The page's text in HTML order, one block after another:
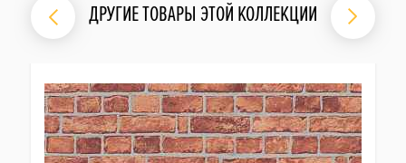
ДРУГИЕ ТОВАРЫ ЭТОЙ КОЛЛЕКЦИИ